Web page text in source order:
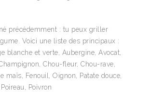
précédemment : tu peux griller
Voici une liste des principaux :
blanche et verte, Aubergine, Avocat,
Chou-fleur, Chou-rave,
maïs, Fenouil, Oignon, Patate douce,
Poivron